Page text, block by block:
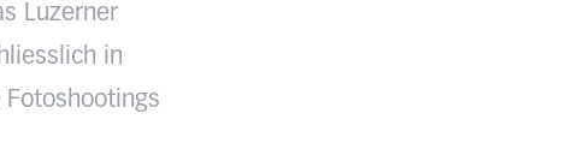
Luzerner
in
Fotoshootings